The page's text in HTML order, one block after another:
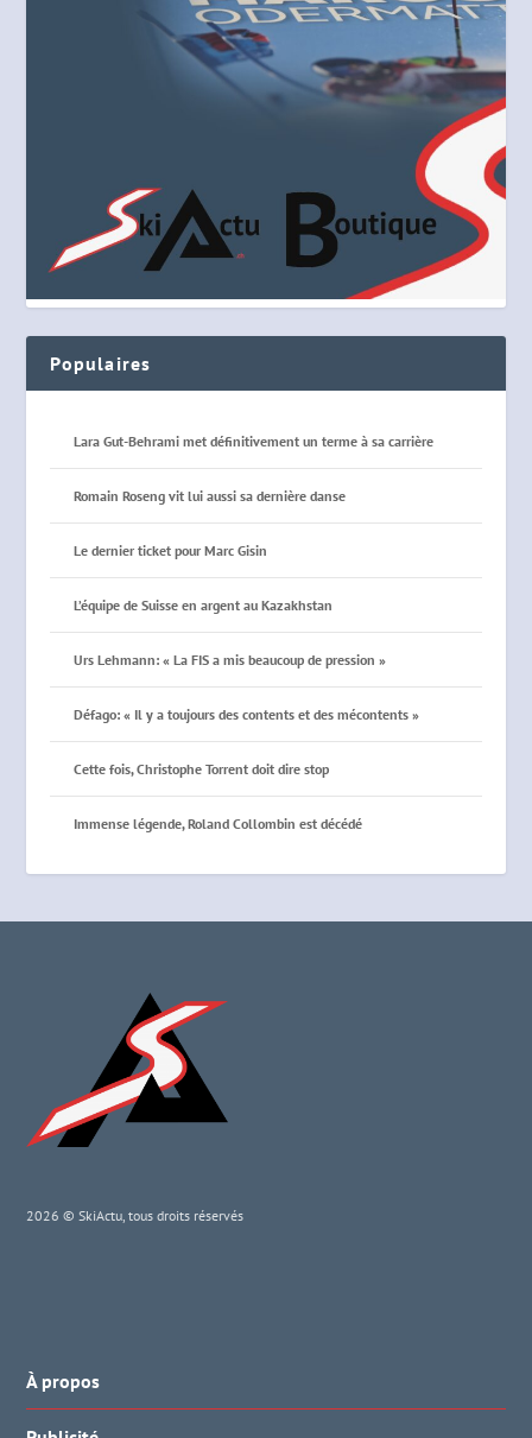
Populaires
Lara Gut-Behrami met définitivement un terme à sa carrière
Romain Roseng vit lui aussi sa dernière danse
Le dernier ticket pour Marc Gisin
L’équipe de Suisse en argent au Kazakhstan
Urs Lehmann: « La FIS a mis beaucoup de pression »
Défago: « Il y a toujours des contents et des mécontents »
Cette fois, Christophe Torrent doit dire stop
Immense légende, Roland Collombin est décédé
2026 © SkiActu, tous droits réservés
À propos